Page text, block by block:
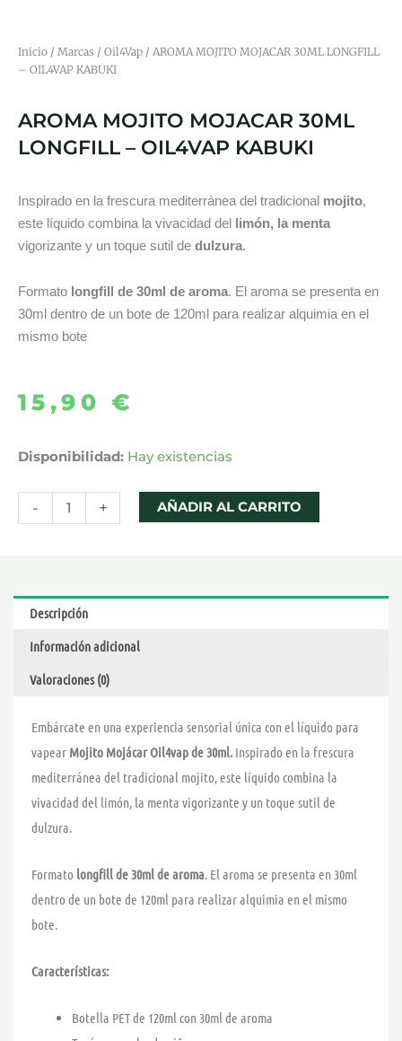
Inicio / Marcas / Oil4Vap / AROMA MOJITO MOJACAR 30ML LONGFILL
– OIL4VAP KABUKI
AROMA MOJITO MOJACAR 30ML
LONGFILL – OIL4VAP KABUKI
Inspirado en la frescura mediterránea del tradicional mojito,
este líquido combina la vivacidad del limón, la menta
vigorizante y un toque sutil de dulzura.
Formato longfill de 30ml de aroma. El aroma se presenta en
30ml dentro de un bote de 120ml para realizar alquimia en el
mismo bote
15,90€
Disponibilidad: Hay existencias
-
AROMA
MOJACAR
30ML
OIL4VAP
KABUKI
cantidad
+ AÑADIR AL CARRITO
Descripción
Información adicional
Valoraciones (0)
Embárcate en una experiencia sensorial única con el líquido para
vapear Mojito Mojácar Oil4vap de 30ml.Inspirado en la frescura
mediterránea del tradicional mojito, este líquido combina la
vivacidad del limón, la menta vigorizante y un toque sutil de
dulzura.
Formato longfill de 30ml de aroma. El aroma se presenta en 30ml
dentro de un bote de 120ml para realizar alquimia en el mismo
bote.
Características:
Botella PET de 120ml con 30ml de aroma